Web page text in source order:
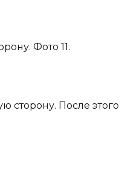
Фото 11.
сторону. После